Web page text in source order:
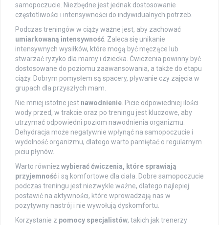
samopoczucie. Niezbędne jest jednak dostosowanie
częstotliwości i intensywności do indywidualnych potrzeb.
Podczas treningów w ciąży ważne jest, aby zachować
umiarkowaną intensywność. Zaleca się unikanie
intensywnych wysiłków, które mogą być męczące lub
stwarzać ryzyko dla mamy i dziecka. Ćwiczenia powinny być
dostosowane do poziomu zaawansowania, a także do etapu
ciąży. Dobrym pomysłem są spacery, pływanie czy zajęcia w
grupach dla przyszłych mam.
Nie mniej istotne jest nawodnienie. Picie odpowiedniej ilości
wody przed, w trakcie oraz po treningu jest kluczowe, aby
utrzymać odpowiedni poziom nawodnienia organizmu.
Dehydracja może negatywnie wpłynąć na samopoczucie i
wydolność organizmu, dlatego warto pamiętać o regularnym
piciu płynów.
Warto równieżwybierać ćwiczenia, które sprawiają
przyjemność i są komfortowe dla ciała. Dobre samopoczucie
podczas treningu jest niezwykle ważne, dlatego najlepiej
postawić na aktywności, które wprowadzają nas w
pozytywny nastrój i nie wywołują dyskomfortu.
Korzystanie z pomocy specjalistów, takich jak trenerzy